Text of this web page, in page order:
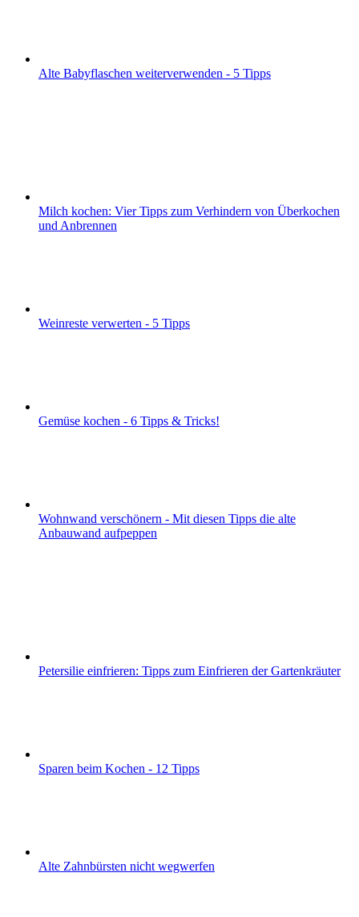
Alte Babyflaschen weiterverwenden - 5 Tipps
Milch kochen: Vier Tipps zum Verhindern von Überkochen
und Anbrennen
Weinreste verwerten - 5 Tipps
Gemüse kochen - 6 Tipps & Tricks!
Wohnwand verschönern - Mit diesen Tipps die alte
Anbauwand aufpeppen
Petersilie einfrieren: Tipps zum Einfrieren der Gartenkräuter
Sparen beim Kochen - 12 Tipps
Alte Zahnbürsten nicht wegwerfen